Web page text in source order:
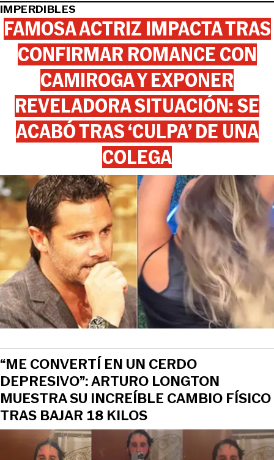
IMPERDIBLES
FAMOSA ACTRIZ IMPACTA TRAS
CONFIRMAR ROMANCE CON
CAMIROGA Y EXPONER
REVELADORA SITUACIÓN: SE
ACABÓ TRAS ‘CULPA’ DE UNA
COLEGA
“ME CONVERTÍ EN UN CERDO
DEPRESIVO”: ARTURO LONGTON
MUESTRA SU INCREÍBLE CAMBIO FÍSICO
TRAS BAJAR 18 KILOS